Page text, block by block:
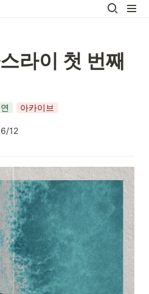
라이 첫 번째
아카이브
12